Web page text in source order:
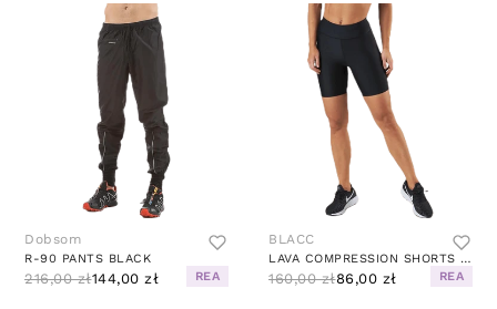
Dobsom
R-90 PANTS BLACK
216,00 zł144,00 zł REA
BLACC
LAVA COMPRESSION SHORTS BLACK
160,00 zł86,00 zł REA